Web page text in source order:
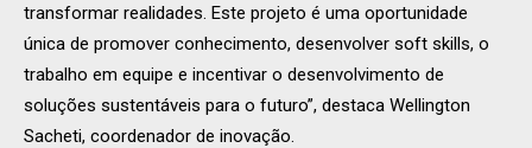
transformar realidades. Este projeto é uma oportunidade
única de promover conhecimento, desenvolver soft skills, o
trabalho em equipe e incentivar o desenvolvimento de
soluções sustentáveis para o futuro”, destaca Wellington
Sacheti, coordenador de inovação.